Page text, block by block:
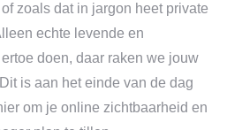
zoals dat in jargon heet private
echte levende en
doen, daar raken we jouw
is aan het einde van de dag
om je online zichtbaarheid en